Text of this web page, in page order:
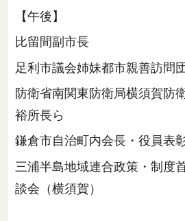
【午後】
比留間副市長
足利市議会姉妹都市親善訪問
防衛省南関東防衛局横須賀防
裕所長ら
鎌倉市自治町内会長・役員表
三浦半島地域連合政策・制度
談会（横須賀）